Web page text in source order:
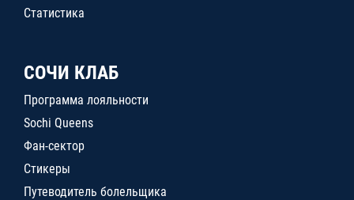
Статистика
СОЧИ КЛАБ
Программа лояльности
Sochi Queens
Фан-сектор
Стикеры
Путеводитель болельщика